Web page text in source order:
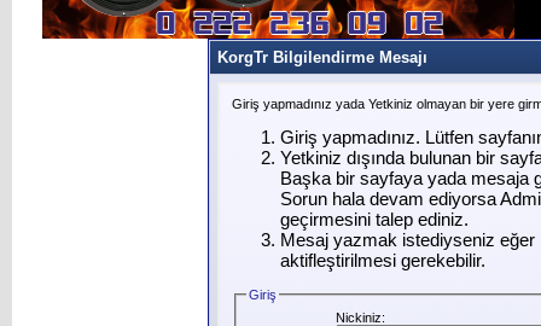
KorgTr Bilgilendirme Mesajı
Giriş yapmadınız yada Yetkiniz olmayan bir yere
Giriş yapmadınız. Lütfen
Yetkiniz dışında bulunan bir
Başka bir sayfaya yada mesaja
Sorun hala devam ediyorsa
geçirmesini talep ediniz.
Mesaj yazmak istediyseniz eğer
aktifleştirilmesi gerekebilir.
Giriş
Nickiniz: